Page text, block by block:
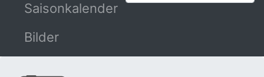
Saisonkalender
Bilder